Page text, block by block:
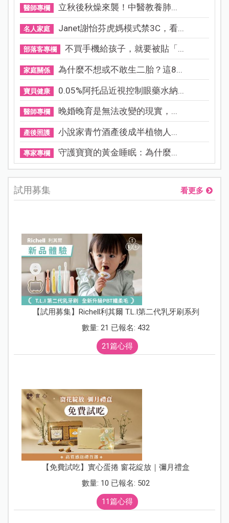
醫師專欄 立秋後秋燥來襲！中醫教養肺...
名人家庭 Janet謝怡芬虎媽模式禁3C，看...
部落客專欄 不買手機給孩子，就要被貼「...
家庭關係 為什麼不想或不敢生二胎？這8...
寶貝健康 0.05%阿托品近視控制眼藥水納...
醫師專欄 晚婚晚育是無法改變的現實，...
產後照護 小說家青竹酒產後成半植物人...
專家專欄 守護寶寶的黃金睡眠：為什麼...
試用募集 看更多
【試用募集】Richell利其爾 T.L.I第二代乳牙刷系列
數量: 21 已報名: 432
21篇心得
【免費試吃】實心蛋捲 窗花綻放｜彌月禮盒
數量: 10 已報名: 502
11篇心得